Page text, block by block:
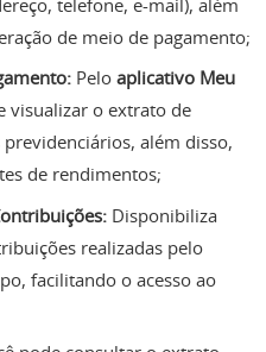
telefone, e-mail), além
de meio de pagamento;
Pelo aplicativo Meu
visualizar o extrato de
além disso,
de rendimentos;
Disponibiliza
realizadas pelo
facilitando o acesso ao